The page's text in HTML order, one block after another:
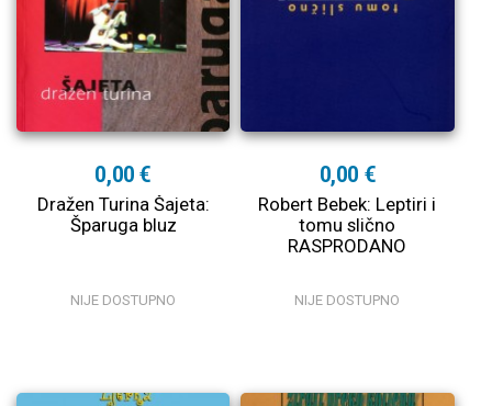
0,00 €
Dražen Turina Šajeta:
Šparuga bluz
NIJE DOSTUPNO
0,00 €
Robert Bebek: Leptiri i
tomu slično
RASPRODANO
NIJE DOSTUPNO